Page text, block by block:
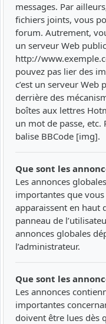
messages. Par
fichiers joints, vous
forum. Autrement,
un serveur Web
http://
pouvez pas lier des
c’est un serveur Web
derrière des
boîtes aux lettres
un mot de passe, etc.
balise BBCode [img].
Que sont les
Les annonces
importantes que
apparaissent en haut
panneau de
annonces globales
l’administrateur.
Que sont les
Les annonces
importantes
doivent être lues dès